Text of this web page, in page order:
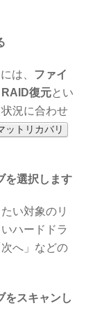
は、 ファイ
RAID復元とい
況に合わせ
ットリカバリ
を選択します
い対象のリ
ハードドラ
へ」などの
をスキャンし